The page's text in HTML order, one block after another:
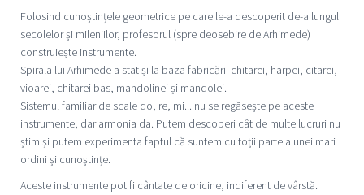
Folosind cunoștințele geometrice pe care le-a descoperit de-a lungul
secolelor și mileniilor, profesorul (spre deosebire de Arhimede)
construiește instrumente.
Spirala lui Arhimede a stat și la baza fabricării chitarei, harpei, citarei,
vioarei, chitarei bas, mandolinei și mandolei.
Sistemul familiar de scale do, re, mi... nu se regăsește pe aceste
instrumente, dar armonia da. Putem descoperi cât de multe lucruri nu
știm și putem experimenta faptul că suntem cu toții parte a unei mari
ordini și cunoștințe.
Aceste instrumente pot fi cântate de oricine, indiferent de vârstă.